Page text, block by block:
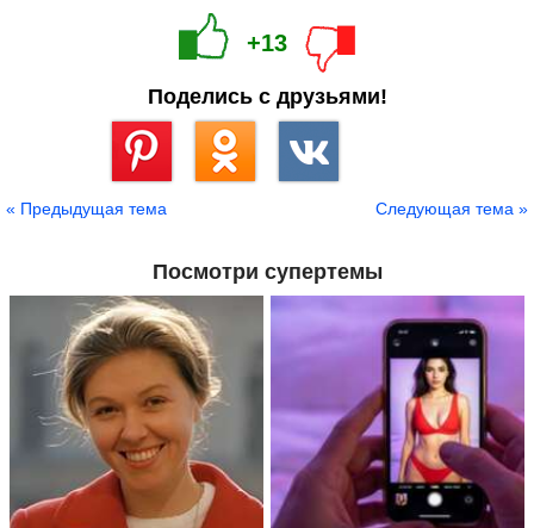
+13
Поделись с друзьями!
« Предыдущая тема Следующая тема »
Посмотри супертемы